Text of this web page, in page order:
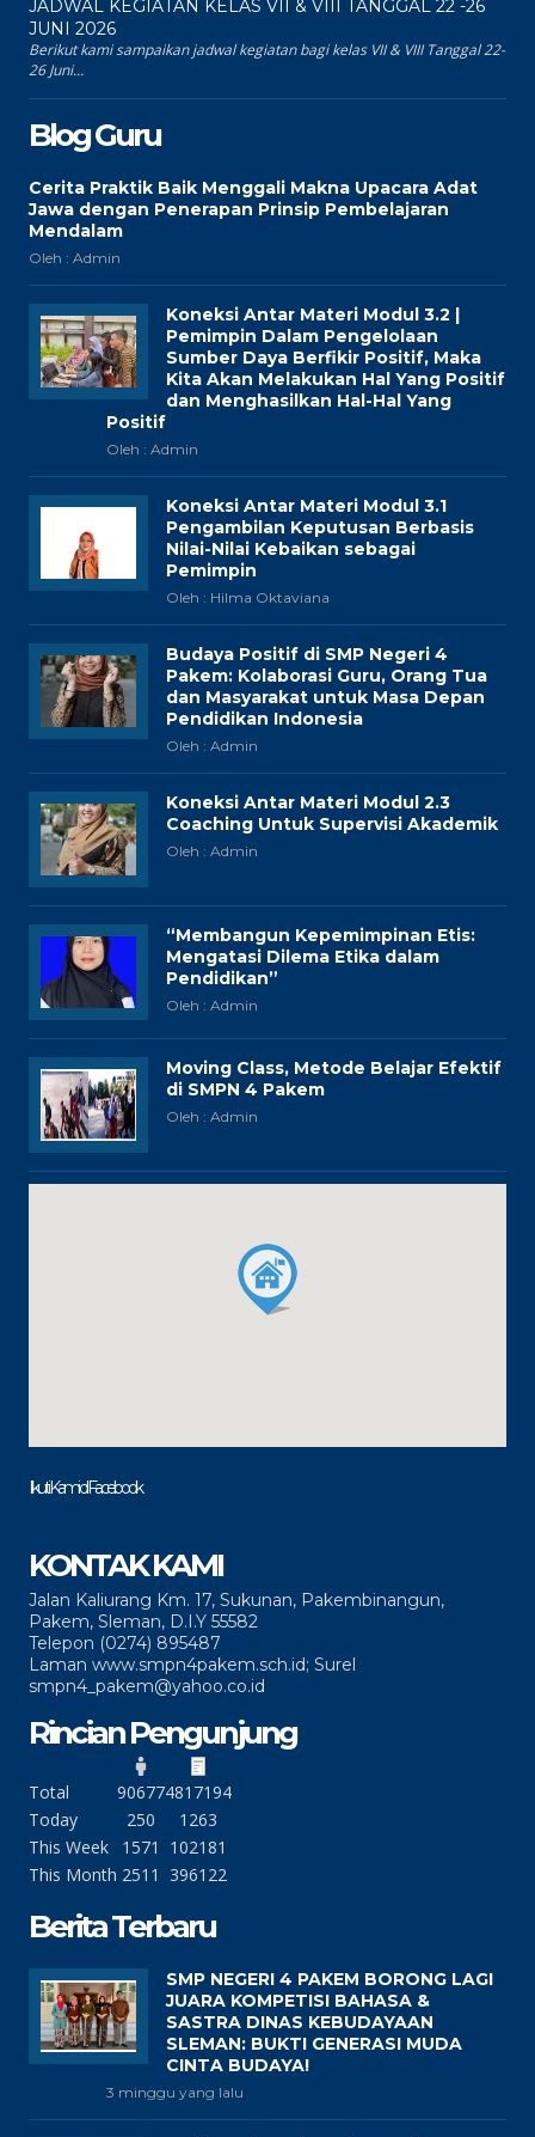
JADWAL KEGIATAN KELAS VII & VIII TANGGAL 22 -26
JUNI 2026
Berikut kami sampaikan jadwal kegiatan bagi kelas VII & VIII Tanggal 22-
26 Juni...
Blog Guru
Cerita Praktik Baik Menggali Makna Upacara Adat
Jawa dengan Penerapan Prinsip Pembelajaran
Mendalam
Oleh : Admin
Koneksi Antar Materi Modul 3.2 |
Pemimpin Dalam Pengelolaan
Sumber Daya Berfikir Positif, Maka
Kita Akan Melakukan Hal Yang Positif
dan Menghasilkan Hal-Hal Yang
Positif
Oleh : Admin
Koneksi Antar Materi Modul 3.1
Pengambilan Keputusan Berbasis
Nilai-Nilai Kebaikan sebagai
Pemimpin
Oleh : Hilma Oktaviana
Budaya Positif di SMP Negeri 4
Pakem: Kolaborasi Guru, Orang Tua
dan Masyarakat untuk Masa Depan
Pendidikan Indonesia
Oleh : Admin
Koneksi Antar Materi Modul 2.3
Coaching Untuk Supervisi Akademik
Oleh : Admin
“Membangun Kepemimpinan Etis:
Mengatasi Dilema Etika dalam
Pendidikan”
Oleh : Admin
Moving Class, Metode Belajar Efektif
di SMPN 4 Pakem
Oleh : Admin
Ikuti Kami di Facebook
KONTAK KAMI
Jalan Kaliurang Km. 17, Sukunan, Pakembinangun,
Pakem, Sleman, D.I.Y 55582
Telepon (0274) 895487
Laman www.smpn4pakem.sch.id; Surel
smpn4_pakem@yahoo.co.id
Rincian Pengunjung
Total 906774817194
Today
250
1263
This Week
1571
102181
This Month 2511 396122
Berita Terbaru
SMP NEGERI 4 PAKEM BORONG LAGI
JUARA KOMPETISI BAHASA &
SASTRA DINAS KEBUDAYAAN
SLEMAN: BUKTI GENERASI MUDA
CINTA BUDAYA!
3 minggu yang lalu